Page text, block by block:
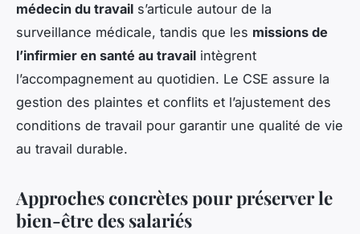
médecin du travail s’articule autour de la
surveillance médicale, tandis que les missions de
l’infirmier en santé au travail intègrent
l’accompagnement au quotidien. Le CSE assure la
gestion des plaintes et conflits et l’ajustement des
conditions de travail pour garantir une qualité de vie
au travail durable.
Approches concrètes pour préserver le
bien-être des salariés